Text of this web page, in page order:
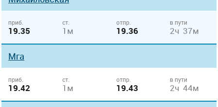
приб.
19.35
ст.
1м
отпр.
19.36
в пути
2ч 37м
Мга
приб.
19.42
ст.
1м
отпр.
19.43
в пути
2ч 44м